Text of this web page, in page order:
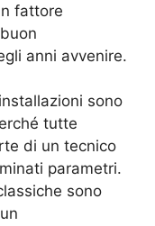
fattore
anni avvenire.
sono
tutte
di un tecnico
parametri.
sono